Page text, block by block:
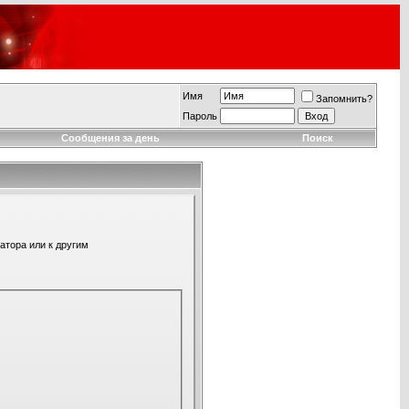
Имя
Запомнить?
Пароль
Сообщения за день Поиск
или к другим